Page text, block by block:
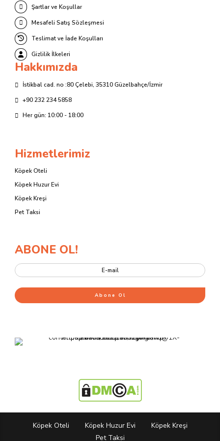
Şartlar ve Koşullar
Mesafeli Satış Sözleşmesi
Teslimat ve İade Koşulları
Gizlilik İlkeleri
Hakkımızda
İstikbal cad. no :80 Çelebi, 35310 Güzelbahçe/İzmir
+90 232 234 5858
Her gün: 10:00 - 18:00
Hizmetlerimiz
Köpek Oteli
Köpek Huzur Evi
Köpek Kreşi
Pet Taksi
ABONE OL!
Köpek Oteli Köpek Huzur Evi
Köpek Kreşi
Pet Taksi